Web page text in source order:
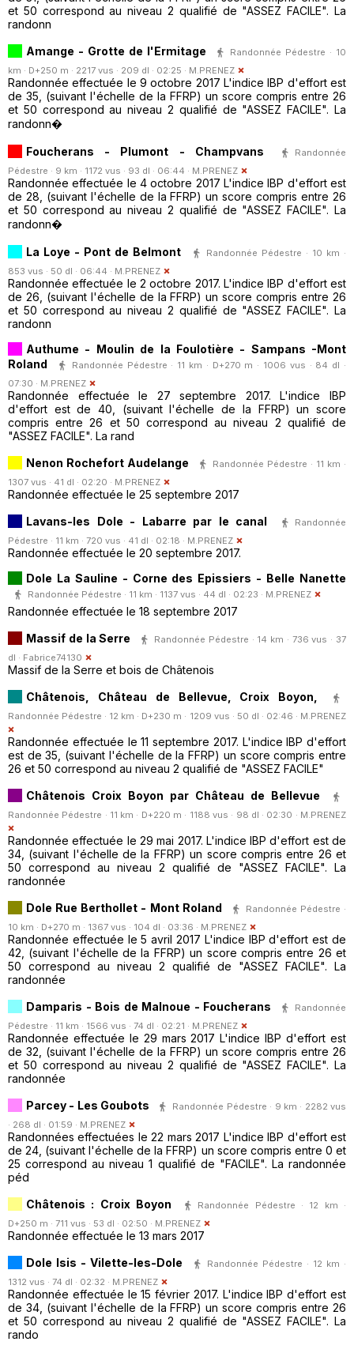
et 50 correspond au niveau 2 qualifié de "ASSEZ FACILE". La
randonn
Amange - Grotte de l'Ermitage
Randonnée Pédestre · 10
km · D+250 m · 2217 vus · 209 dl · 02:25 · M.PRENEZ
Randonnée effectuée le 9 octobre 2017 L'indice IBP d'effort est
de 35, (suivant l'échelle de la FFRP) un score compris entre 26
et 50 correspond au niveau 2 qualifié de "ASSEZ FACILE". La
randonn�
Foucherans - Plumont - Champvans
Randonnée
Pédestre · 9 km · 1172 vus · 93 dl · 06:44 · M.PRENEZ
Randonnée effectuée le 4 octobre 2017 L'indice IBP d'effort est
de 28, (suivant l'échelle de la FFRP) un score compris entre 26
et 50 correspond au niveau 2 qualifié de "ASSEZ FACILE". La
randonn�
La Loye - Pont de Belmont
Randonnée Pédestre · 10 km ·
853 vus · 50 dl · 06:44 · M.PRENEZ
Randonnée effectuée le 2 octobre 2017. L'indice IBP d'effort est
de 26, (suivant l'échelle de la FFRP) un score compris entre 26
et 50 correspond au niveau 2 qualifié de "ASSEZ FACILE". La
randonn
Authume - Moulin de la Foulotière - Sampans -Mont
Roland
Randonnée Pédestre · 11 km · D+270 m · 1006 vus · 84 dl ·
07:30 · M.PRENEZ
Randonnée effectuée le 27 septembre 2017. L'indice IBP
d'effort est de 40, (suivant l'échelle de la FFRP) un score
compris entre 26 et 50 correspond au niveau 2 qualifié de
"ASSEZ FACILE". La rand
Nenon Rochefort Audelange
Randonnée Pédestre · 11 km ·
1307 vus · 41 dl · 02:20 · M.PRENEZ
Randonnée effectuée le 25 septembre 2017
Lavans-les Dole - Labarre par le canal
Randonnée
Pédestre · 11 km · 720 vus · 41 dl · 02:18 · M.PRENEZ
Randonnée effectuée le 20 septembre 2017.
Dole La Sauline - Corne des Epissiers - Belle Nanette
Randonnée Pédestre · 11 km · 1137 vus · 44 dl · 02:23 · M.PRENEZ
Randonnée effectuée le 18 septembre 2017
Massif de la Serre
Randonnée Pédestre · 14 km · 736 vus · 37
dl · Fabrice74130
Massif de la Serre et bois de Châtenois
Châtenois, Château de Bellevue, Croix Boyon,
Randonnée Pédestre · 12 km · D+230 m · 1209 vus · 50 dl · 02:46 · M.PRENEZ
Randonnée effectuée le 11 septembre 2017. L'indice IBP d'effort
est de 35, (suivant l'échelle de la FFRP) un score compris entre
26 et 50 correspond au niveau 2 qualifié de "ASSEZ FACILE"
Châtenois Croix Boyon par Château de Bellevue
Randonnée Pédestre · 11 km · D+220 m · 1188 vus · 98 dl · 02:30 · M.PRENEZ
Randonnée effectuée le 29 mai 2017. L'indice IBP d'effort est de
34, (suivant l'échelle de la FFRP) un score compris entre 26 et
50 correspond au niveau 2 qualifié de "ASSEZ FACILE". La
randonnée
Dole Rue Berthollet - Mont Roland
Randonnée Pédestre ·
10 km · D+270 m · 1367 vus · 104 dl · 03:36 · M.PRENEZ
Randonnée effectuée le 5 avril 2017 L'indice IBP d'effort est de
42, (suivant l'échelle de la FFRP) un score compris entre 26 et
50 correspond au niveau 2 qualifié de "ASSEZ FACILE". La
randonnée
Damparis - Bois de Malnoue - Foucherans
Randonnée
Pédestre · 11 km · 1566 vus · 74 dl · 02:21 · M.PRENEZ
Randonnée effectuée le 29 mars 2017 L'indice IBP d'effort est
de 32, (suivant l'échelle de la FFRP) un score compris entre 26
et 50 correspond au niveau 2 qualifié de "ASSEZ FACILE". La
randonnée
Parcey - Les Goubots
Randonnée Pédestre · 9 km · 2282 vus
· 268 dl · 01:59 · M.PRENEZ
Randonnées effectuées le 22 mars 2017 L'indice IBP d'effort est
de 24, (suivant l'échelle de la FFRP) un score compris entre 0 et
25 correspond au niveau 1 qualifié de "FACILE". La randonnée
péd
Châtenois : Croix Boyon
Randonnée Pédestre · 12 km ·
D+250 m · 711 vus · 53 dl · 02:50 · M.PRENEZ
Randonnée effectuée le 13 mars 2017
Dole Isis - Vilette-les-Dole
Randonnée Pédestre · 12 km ·
1312 vus · 74 dl · 02:32 · M.PRENEZ
Randonnée effectuée le 15 février 2017. L'indice IBP d'effort est
de 34, (suivant l'échelle de la FFRP) un score compris entre 26
et 50 correspond au niveau 2 qualifié de "ASSEZ FACILE". La
rando